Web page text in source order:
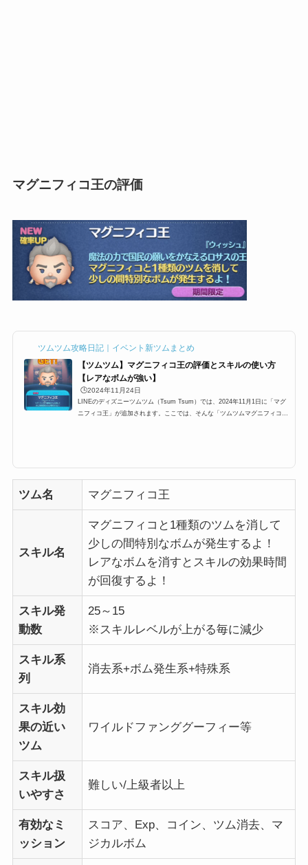
マグニフィコ王の評価
ツムツム攻略日記｜イベント新ツムまとめ
【ツムツム】マグニフィコ王の評価とスキルの使い方
【レアなボムが強い】
🕒️2024年11月24日
LINEのディズニーツムツム（Tsum Tsum）では、2024年11月1日に「マグ
ニフィコ王」が追加されます。ここでは、そんな「ツムツムマグニフィコ
ツム名 マグニフィコ王
スキル名
マグニフィコと1種類のツムを消して
少しの間特別なボムが発生するよ！
レアなボムを消すとスキルの効果時間
が回復するよ！
スキル発
動数
25～15
※スキルレベルが上がる毎に減少
スキル系
列
消去系+ボム発生系+特殊系
スキル効
果の近い
ツム
ワイルドファンググーフィー等
スキル扱
いやすさ
難しい/上級者以上
有効なミ
ッション
スコア、Exp、コイン、ツム消去、マ
ジカルボム